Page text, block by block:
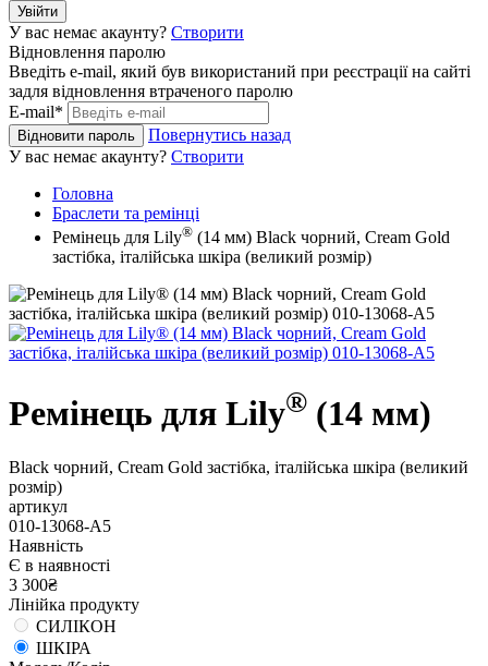
Увійти
У вас немає акаунту? Створити
Відновлення паролю
Введіть e-mail, який був використаний при реєстрації на сайті
задля відновлення втраченого паролю
E-mail*
Відновити пароль
Повернутись назад
У вас немає акаунту? Створити
Головна
Браслети та ремінці
Ремінець для Lily® (14 мм) Black чорний, Cream Gold
застібка, італійська шкіра (великий розмір)
Ремінець для Lily® (14 мм)
Black чорний, Cream Gold застібка, італійська шкіра (великий
розмір)
артикул
010-13068-A5
Наявність
Є в наявності
3 300₴
Лінійка продукту
СИЛІКОН
ШКІРА